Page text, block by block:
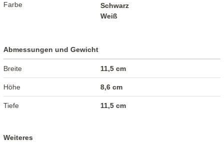
Farbe
Schwarz
Weiß
Abmessungen und Gewicht
Breite 11,5 cm
Höhe 8,6 cm
Tiefe 11,5 cm
Weiteres